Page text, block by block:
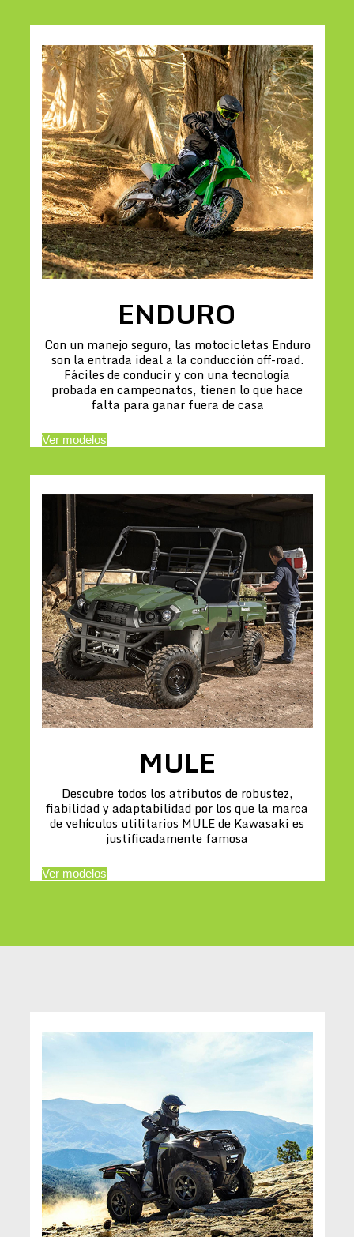
ENDURO
Con un manejo seguro, las motocicletas Enduro
son la entrada ideal a la conducción off-road.
Fáciles de conducir y con una tecnología
probada en campeonatos, tienen lo que hace
falta para ganar fuera de casa
Ver modelos
MULE
Descubre todos los atributos de robustez,
fiabilidad y adaptabilidad por los que la marca
de vehículos utilitarios MULE de Kawasaki es
justificadamente famosa
Ver modelos